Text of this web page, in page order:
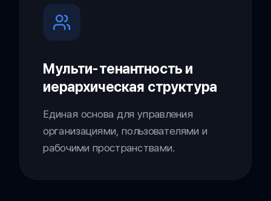
Мульти-тенантность и
иерархическая структура
Единая основа для управления
организациями, пользователями и
рабочими пространствами.